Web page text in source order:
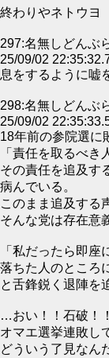
終わりやネトウヨ
297:名無しどんぶ
25/09/02
息をするように嘘
298:名無しどんぶ
25/09/02
18年前の参院選に
「責任を取るべき
その責任を追及す
病んでいる。
このまま追及する
そんな党は存在意
「私だったら即座
落ちた人のところ
と舌鋒鋭く退陣を
…おい！！石破！！
オマエ選挙連敗し
どういう了見なん